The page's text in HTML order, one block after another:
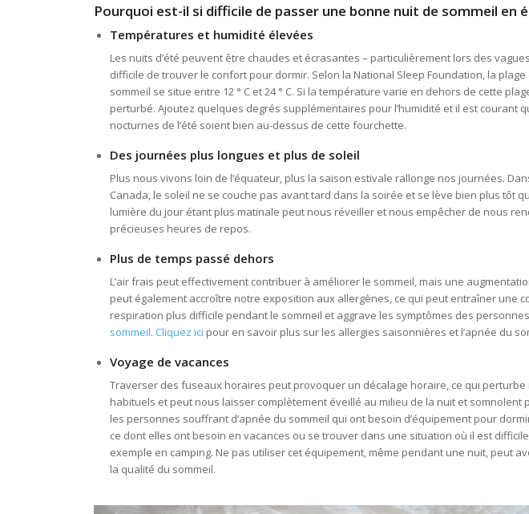
Pourquoi est-il si difficile de passer une bonne nuit de sommeil en
Températures et humidité élevées
Les nuits d’été peuvent être chaudes et écrasantes – particulièrement lors des
difficile de trouver le confort pour dormir. Selon la National Sleep Foundation, la
sommeil se situe entre 12 ° C et 24 ° C. Si la température varie en dehors de cette
perturbé. Ajoutez quelques degrés supplémentaires pour l’humidité et il est courant
nocturnes de l’été soient bien au-dessus de cette fourchette.
Des journées plus longues et plus de soleil
Plus nous vivons loin de l’équateur, plus la saison estivale rallonge nos journées.
Canada, le soleil ne se couche pas avant tard dans la soirée et se lève bien plus tôt
lumière du jour étant plus matinale peut nous réveiller et nous empêcher de nous
précieuses heures de repos.
Plus de temps passé dehors
L’air frais peut effectivement contribuer à améliorer le sommeil, mais une
peut également accroître notre exposition aux allergènes, ce qui peut entraîner une
respiration plus difficile pendant le sommeil et aggrave les symptômes des
sommeil. Cliquez ici pour en savoir plus sur les allergies saisonnières et l’apnée du
Voyage de vacances
Traverser des fuseaux horaires peut provoquer un décalage horaire, ce qui perturbe
habituels et peut nous laisser complètement éveillé au milieu de la nuit et somnolent
les personnes souffrant d’apnée du sommeil qui ont besoin d’équipement pour
ce dont elles ont besoin en vacances ou se trouver dans une situation où il est difficile
exemple en camping. Ne pas utiliser cet équipement, même pendant une nuit, peut
la qualité du sommeil.